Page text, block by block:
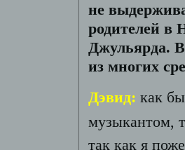
не
родителей в
Джульярда.
из многих
Дэвид: как
музыкантом,
так как я